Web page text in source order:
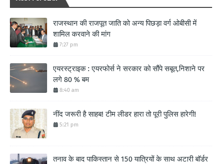
राजस्थान की राजपूत जाति को अन्य पिछड़ा वर्ग ओबीसी में
शामिल करवाने की मांग
7:27 pm
एयरस्ट्राइक : एयरफोर्स ने सरकार को सौंपे सबूत,निशाने पर
लगे 80 % बम
8:40 am
नींद जरूरी है साहब! टीम लीडर हारा तो पूरी पुलिस हारेगी!
5:21 pm
तनाव के बाद पाकिस्तान से 150 यात्रियों के साथ अटारी बॉर्डर